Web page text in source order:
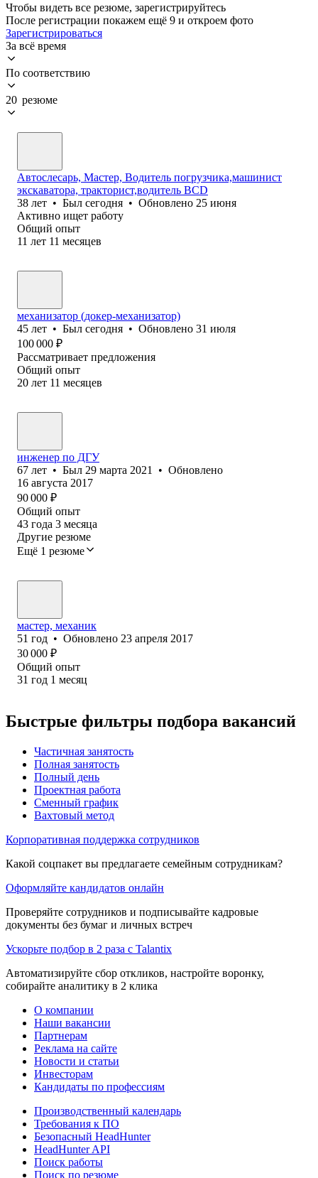
Чтобы видеть все резюме, зарегистрируйтесь
После регистрации покажем ещё 9 и откроем фото
Зарегистрироваться
За всё время
По соответствию
20 резюме
Автослесарь, Мастер, Водитель погрузчика,машинист
экскаватора, тракторист,водитель BCD
38 лет • Был сегодня • Обновлено 25 июня
Активно ищет работу
Общий опыт
11 лет 11 месяцев
механизатор (докер-механизатор)
45 лет • Был сегодня • Обновлено 31 июля
100 000 ₽
Рассматривает предложения
Общий опыт
20 лет 11 месяцев
инженер по ДГУ
67 лет • Был 29 марта 2021 • Обновлено
16 августа 2017
90 000 ₽
Общий опыт
43 года 3 месяца
Другие резюме
Ещё 1 резюме
мастер, механик
51 год • Обновлено 23 апреля 2017
30 000 ₽
Общий опыт
31 год 1 месяц
Быстрые фильтры подбора вакансий
Частичная занятость
Полная занятость
Полный день
Проектная работа
Сменный график
Вахтовый метод
Корпоративная поддержка сотрудников
Какой соцпакет вы предлагаете семейным сотрудникам?
Оформляйте кандидатов онлайн
Проверяйте сотрудников и подписывайте кадровые
документы без бумаг и личных встреч
Ускорьте подбор в 2 раза с Talantix
Автоматизируйте сбор откликов, настройте воронку,
собирайте аналитику в 2 клика
О компании
Наши вакансии
Партнерам
Реклама на сайте
Новости и статьи
Инвесторам
Кандидаты по профессиям
Производственный календарь
Требования к ПО
Безопасный HeadHunter
HeadHunter API
Поиск работы
Поиск по резюме